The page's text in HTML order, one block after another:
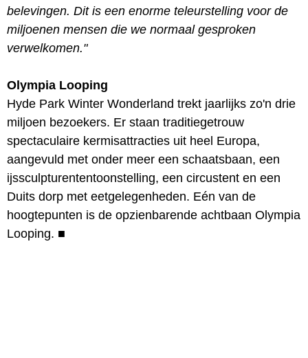
belevingen. Dit is een enorme teleurstelling voor de
miljoenen mensen die we normaal gesproken
verwelkomen."
Olympia Looping
Hyde Park Winter Wonderland trekt jaarlijks zo'n drie
miljoen bezoekers. Er staan traditiegetrouw
spectaculaire kermisattracties uit heel Europa,
aangevuld met onder meer een schaatsbaan, een
ijssculpturententoonstelling, een circustent en een
Duits dorp met eetgelegenheden. Eén van de
hoogtepunten is de opzienbarende achtbaan Olympia
Looping. ■